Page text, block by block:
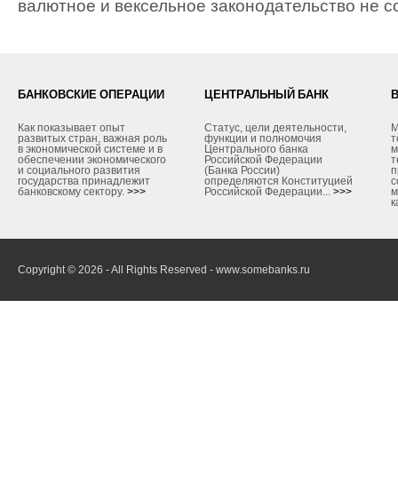
валютное и вексельное законодательство не
БАНКОВСКИЕ ОПЕРАЦИИ
Как показывает опыт
развитых стран, важная роль
в экономической системе и в
обеспечении экономического
и социального развития
государства принадлежит
банковскому сектору. >>>
ЦЕНТРАЛЬНЫЙ БАНК
Статус, цели деятельности,
функции и полномочия
Центрального банка
Российской Федерации
(Банка России)
определяются Конституцией
Российской Федерации... >>>
Copyright © 2026 - All Rights Reserved - www.somebanks.ru